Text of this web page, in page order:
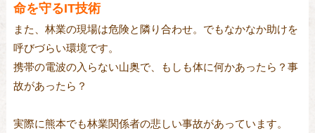
命を守るIT技術
また、林業の現場は危険と隣り合わせ。でもなかなか助けを
呼びづらい環境です。
携帯の電波の入らない山奥で、もしも体に何かあったら？事
故があったら？
実際に熊本でも林業関係者の悲しい事故があっています。